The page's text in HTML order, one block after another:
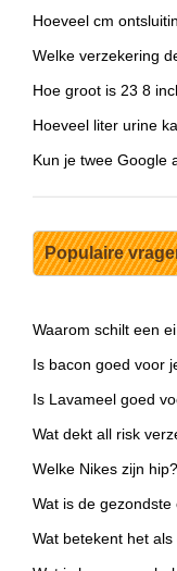
Hoeveel cm
Welke verzekering
Hoe groot is 23 8
Hoeveel liter urine
Kun je twee Google
Populaire
Waarom schilt een
Is bacon goed voor
Is Lavameel goed
Wat dekt all risk
Welke Nikes zijn hip?
Wat is de gezondste
Wat betekent het